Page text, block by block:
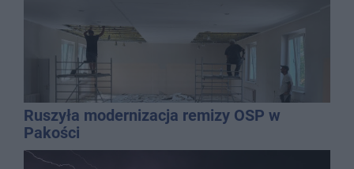
Ruszyła modernizacja remizy OSP w
Pakości